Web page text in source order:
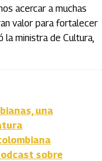
acercar a muchas
valor para fortalecer
la ministra de Cultura,
una
sobre